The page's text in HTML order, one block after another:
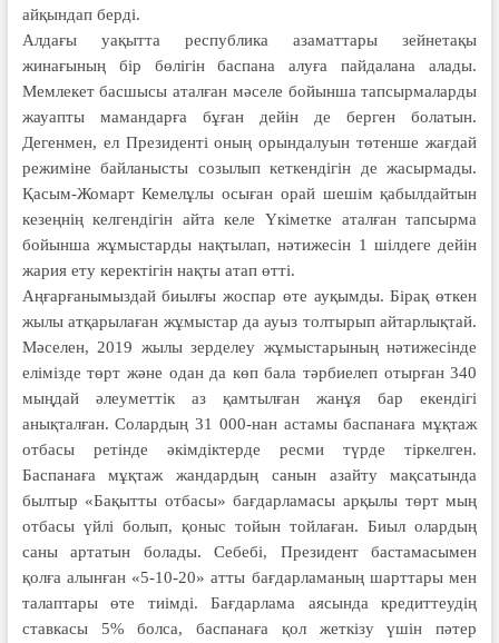
айқындап берді.
Алдағы уақытта республика азаматтары зейнетақы
жинағының бір бөлігін баспана алуға пайдалана алады.
Мемлекет басшысы аталған мәселе бойынша тапсырмаларды
жауапты мамандарға бұған дейін де берген болатын.
Дегенмен, ел Президенті оның орындалуын төтенше жағдай
режиміне байланысты созылып кеткендігін де жасырмады.
Қасым-Жомарт Кемелұлы осыған орай шешім қабылдайтын
кезеңнің келгендігін айта келе Үкіметке аталған тапсырма
бойынша жұмыстарды нақтылап, нәтижесін 1 шілдеге дейін
жария ету керектігін нақты атап өтті.
Аңғарғанымыздай биылғы жоспар өте ауқымды. Бірақ өткен
жылы атқарылаған жұмыстар да ауыз толтырып айтарлықтай.
Мәселен, 2019 жылы зерделеу жұмыстарының нәтижесінде
елімізде төрт және одан да көп бала тәрбиелеп отырған 340
мыңдай әлеуметтік аз қамтылған жанұя бар екендігі
анықталған. Солардың 31 000-нан астамы баспанаға мұқтаж
отбасы ретінде әкімдіктерде ресми түрде тіркелген.
Баспанаға мұқтаж жандардың санын азайту мақсатында
былтыр «Бақытты отбасы» бағдарламасы арқылы төрт мың
отбасы үйлі болып, қоныс тойын тойлаған. Биыл олардың
саны артатын болады. Себебі, Президент бастамасымен
қолға алынған «5-10-20» атты бағдарламаның шарттары мен
талаптары өте тиімді. Бағдарлама аясында кредиттеудің
ставкасы 5% болса, баспанаға қол жеткізу үшін пәтер